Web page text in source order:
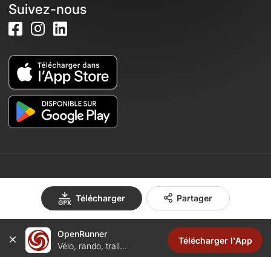
Télécharger Partager
Suivez-nous
© 2026 OpenRunner - Version 7.31.3
Créez un compte
OpenRunner
Vélo, rando, trail...
Télécharger l'App